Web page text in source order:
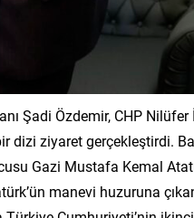
Şadi Özdemir, CHP
dizi ziyaret gerçekleştirdi.
Gazi Mustafa Kemal
manevi huzuruna